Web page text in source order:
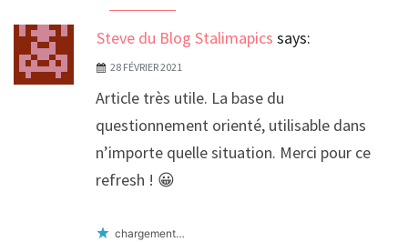
Steve du Blog Stalimapics says:
28 FÉVRIER 2021
Article très utile. La base du
questionnement orienté, utilisable dans
n’importe quelle situation. Merci pour ce
refresh ! 😀
chargement…